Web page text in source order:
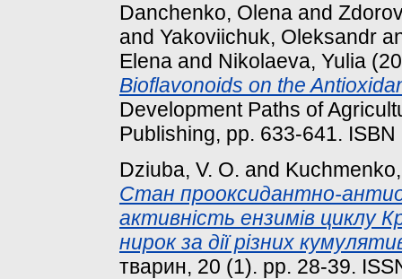
Danchenko, Olena and
and Yakoviichuk, Oleksandr
Elena and Nikolaeva, Yulia
Bioflavonoids on the
Development Paths of
Publishing, pp. 633-641.
Dziuba, V. O. and
Стан прооксидантно-
активність ензимів циклу
нирок за дії різних
тварин, 20 (1). pp. 28-39.